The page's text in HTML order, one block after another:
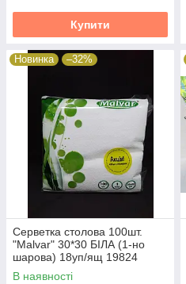
Купити
Новинка –32%
Серветка столова 100шт.
"Malvar" 30*30 БІЛА (1-но
шарова) 18уп/ящ 19824
В наявності